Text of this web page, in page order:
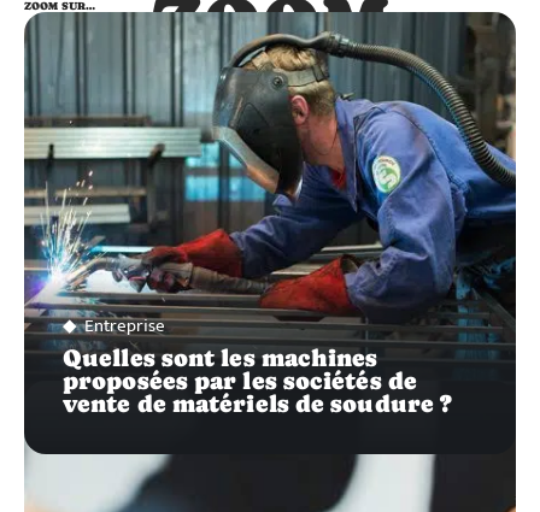
ZOOM
SUR…
ZOOM SUR…
Entreprise
Quelles sont les machines
proposées par les sociétés de
vente de matériels de soudure ?